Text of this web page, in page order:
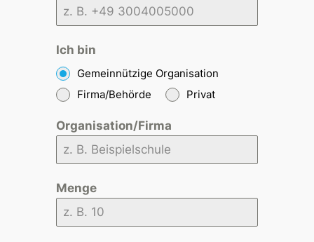
Ich bin
Gemeinnützige Organisation
Firma/Behörde
Privat
Organisation/Firma
Menge